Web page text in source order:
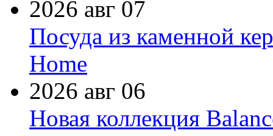
2026 авг 07
Посуда из каменной
Home
2026 авг 06
Новая коллекция